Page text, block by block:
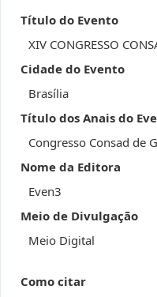
Título do Evento
XIV CONGRESSO
Cidade do Evento
Brasília
Título dos Anais do
Congresso Consad de
Nome da Editora
Even3
Meio de Divulgação
Meio Digital
Como citar